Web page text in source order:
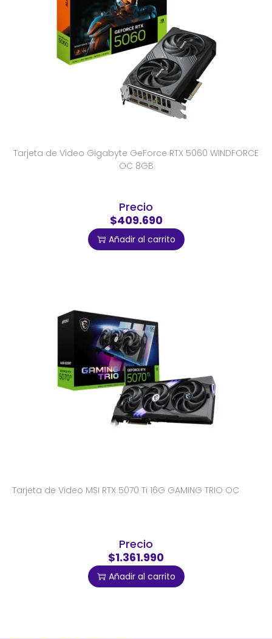
Tarjeta de Video Gigabyte GeForce RTX 5060 WINDFORCE
OC 8GB
Precio
$409.690
Añadir al carrito
Tarjeta de Video MSI RTX 5070 Ti 16G GAMING TRIO OC
Precio
$1.361.990
Añadir al carrito